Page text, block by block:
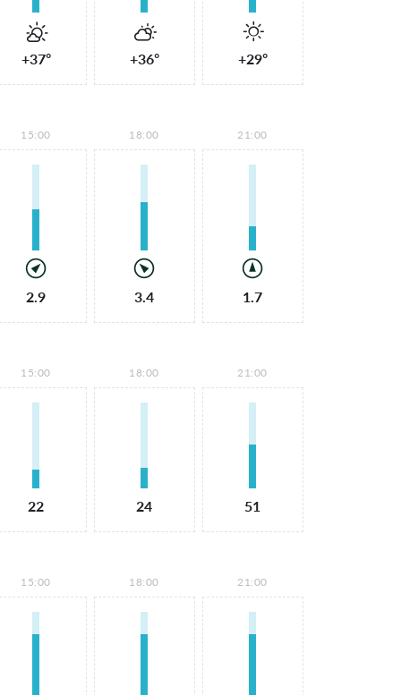
+37° +36° +29°
15:00
2.9
18:00
3.4
21:00
1.7
15:00
22
18:00
24
21:00
51
15:00 18:00 21:00